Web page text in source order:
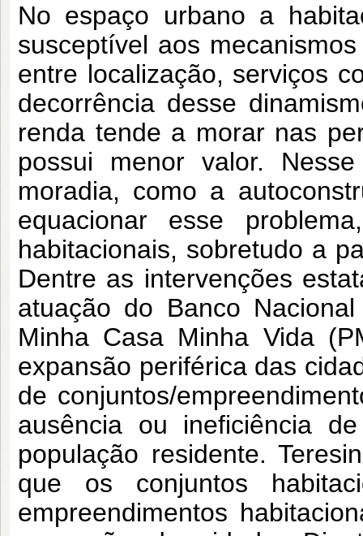
No espaço urbano a
susceptível aos
entre localização, serviços
decorrência desse
renda tende a morar nas
possui menor valor.
moradia, como a
equacionar esse
habitacionais, sobretudo a
Dentre as intervenções
atuação do Banco
Minha Casa Minha Vida
expansão periférica das
de conjuntos/
ausência ou ineficiência
população residente.
que os conjuntos
empreendimentos